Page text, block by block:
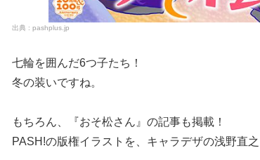
pashplus.jp
七輪を囲んだ6つ子たち！
冬の装いですね。
もちろん、『おそ松さん』の記事も掲載！
PASH!の版権イラストを、キャラデザの浅野直